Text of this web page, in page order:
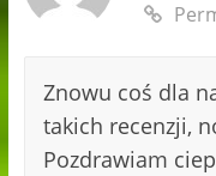
Znowu coś dla
takich recenzji,
Pozdrawiam